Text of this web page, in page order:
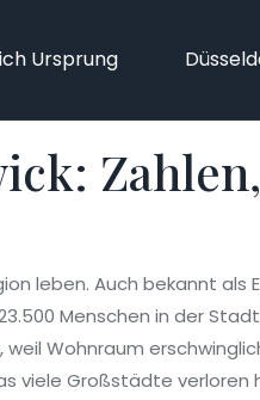
Ursprung
leben. Auch bekannt als
Menschen in der
Wohnraum
viele Großstädte verloren